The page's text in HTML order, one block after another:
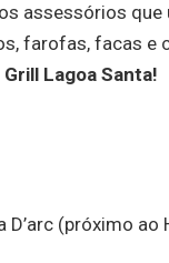
assessórios
farofas, facas e
Grill Lagoa Santa!
(próximo ao